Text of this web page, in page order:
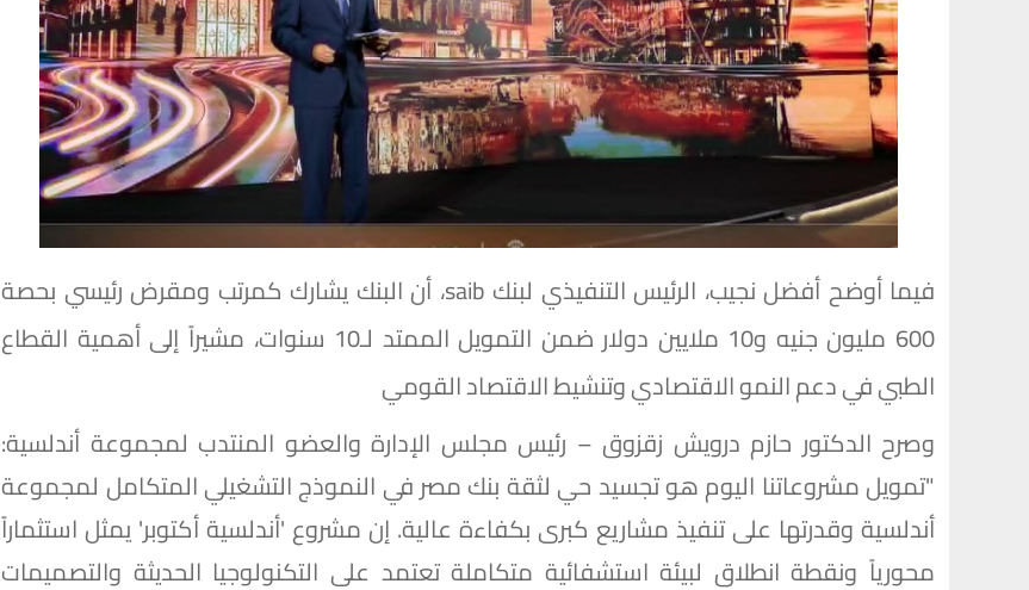
فيما أوضح أفضل نجيب، الرئيس التنفيذي لبنك saib، أن البنك يشارك كمرتب ومقرض رئيسي بحصة
600 مليون جنيه و10 ملايين دولار ضمن التمويل الممتد لـ10 سنوات، مشيراً إلى أهمية القطاع
الطبي في دعم النمو الاقتصادي وتنشيط الاقتصاد القومي
وصرح الدكتور حازم درويش زقزوق – رئيس مجلس الإدارة والعضو المنتدب لمجموعة أندلسية:
"تمويل مشروعاتنا اليوم هو تجسيد حي لثقة بنك مصر في النموذج التشغيلي المتكامل لمجموعة
أندلسية وقدرتها على تنفيذ مشاريع كبرى بكفاءة عالية. إن مشروع 'أندلسية أكتوبر' يمثل استثماراً
محورياً ونقطة انطلاق لبيئة استشفائية متكاملة تعتمد على التكنولوجيا الحديثة والتصميمات